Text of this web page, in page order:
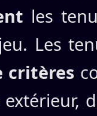
les
Les
critères